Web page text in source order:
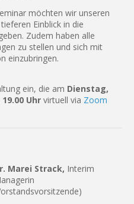
möchten wir unseren
Einblick in die
Zudem haben alle
zu stellen und sich mit
einzubringen.
ein, die am Dienstag,
Uhr virtuell via Zoom
Marei Strack, Interim